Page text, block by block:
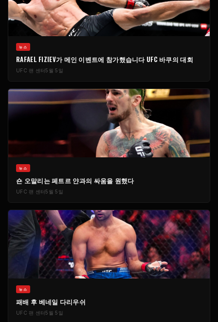
뉴스
RAFAEL FIZIEV가 메인 이벤트에 참가했습니다 UFC 바쿠의 대회
UFC 팬 센터5월 5일
뉴스
숀 오말리는 페트르 얀과의 싸움을 원했다
UFC 팬 센터5월 5일
뉴스
패배 후 베네일 다리우쉬
UFC 팬 센터5월 5일